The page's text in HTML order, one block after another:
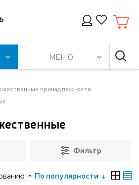
МЕНЮ
принадлежности
Фильтр
По популярности